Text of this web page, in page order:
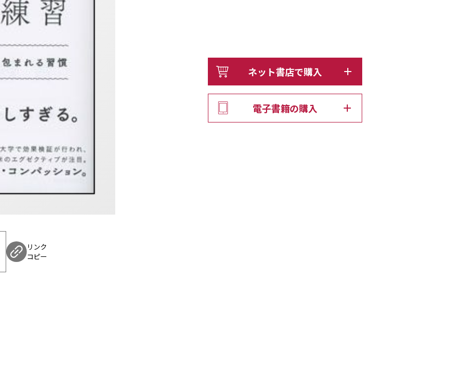
リンク
コピー
ネット書店で購入
電子書籍の購入